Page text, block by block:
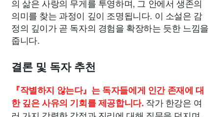
의 삶은 사랑의 무게를 투영하며, 그 안에서 생존의
의미를 찾는 과정이 깊이 조명됩니다. 이 소설은 감
정의 깊이가 곧 독자의 경험을 확장하는 듯한 느낌을
줍니다.
결론 및 독자 추천
『작별하지 않는다』는 독자들에게 인간 존재에 대
한 깊은 사유의 기회를 제공합니다. 작가 한강은 여